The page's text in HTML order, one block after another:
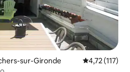
sur-Gironde Classificação
4,72 (117)